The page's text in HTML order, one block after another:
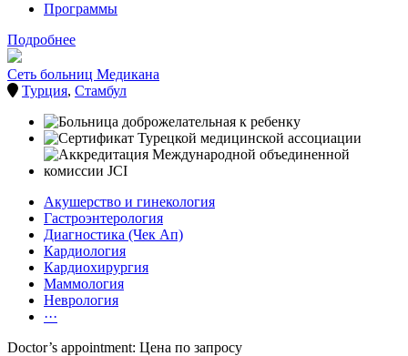
Программы
Подробнее
Сеть больниц Медикана
Турция, Стамбул
Акушерство и гинекология
Гастроэнтерология
Диагностика (Чек Ап)
Кардиология
Кардиохирургия
Маммология
Неврология
···
Doctor’s appointment: Цена по запросу